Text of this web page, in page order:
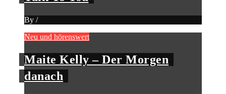
By /
Neu und hörenswert
Maite Kelly – Der Morgen
danach